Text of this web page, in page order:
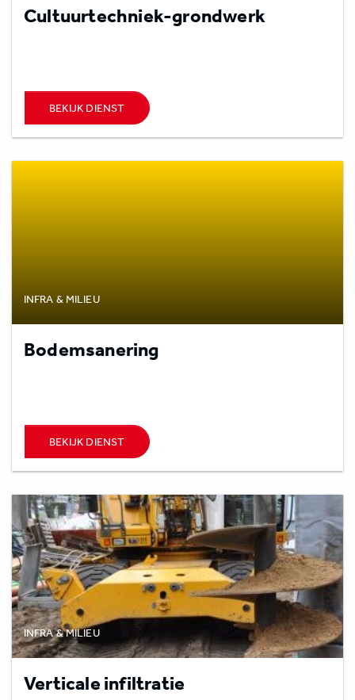
Cultuurtechniek-grondwerk
BEKIJK DIENST
INFRA & MILIEU
Bodemsanering
BEKIJK DIENST
INFRA & MILIEU
Verticale infiltratie